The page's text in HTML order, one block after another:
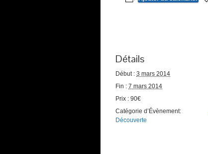
Détails
Début : 3 mars 2014
Fin : 7 mars 2014
Prix : 90€
Catégorie d’Évènement:
Découverte